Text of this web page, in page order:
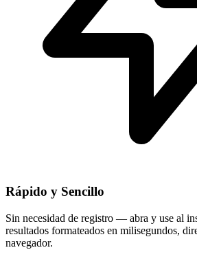
Rápido y Sencillo
Sin necesidad de registro — abra y use al
resultados formateados en milisegundos,
navegador.